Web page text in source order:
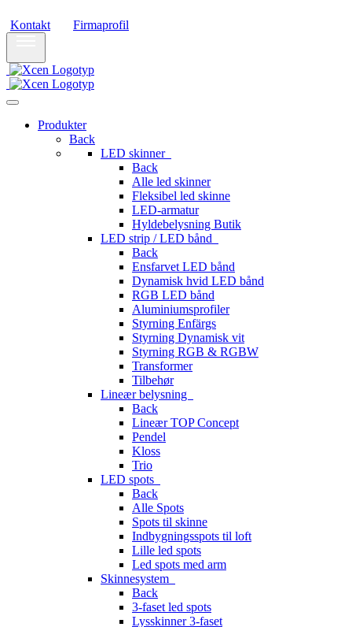
Kontakt Firmaprofil
Produkter
Back
LED skinner
Back
Alle led skinner
Fleksibel led skinne
LED-armatur
Hyldebelysning Butik
LED strip / LED bånd
Back
Ensfarvet LED bånd
Dynamisk hvid LED bånd
RGB LED bånd
Aluminiumsprofiler
Styrning Enfärgs
Styrning Dynamisk vit
Styrning RGB & RGBW
Transformer
Tilbehør
Lineær belysning
Back
Lineær TOP Concept
Pendel
Kloss
Trio
LED spots
Back
Alle Spots
Spots til skinne
Indbygningsspots til loft
Lille led spots
Led spots med arm
Skinnesystem
Back
3-faset led spots
Lysskinner 3-faset